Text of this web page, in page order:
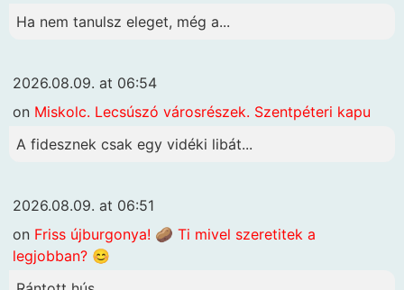
Ha nem tanulsz eleget, még a...
2026.08.09. at 06:54
on Miskolc. Lecsúszó városrészek. Szentpéteri kapu
A fidesznek csak egy vidéki libát...
2026.08.09. at 06:51
on Friss újburgonya! 🥔 Ti mivel szeretitek a
legjobban? 😊